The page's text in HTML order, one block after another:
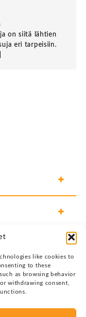
like cookies to
to these
as browsing behavior
withdrawing consent,
on siitä lähtien
eri tarpeisiin.